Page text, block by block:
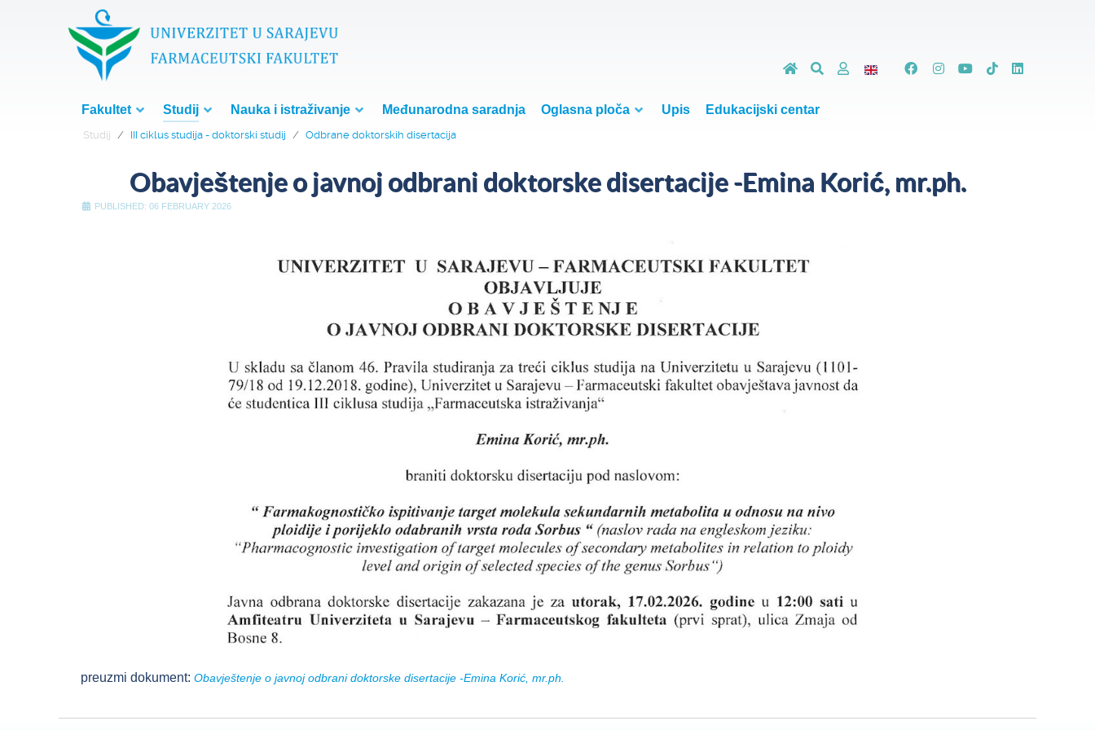
Fakultet Studij Nauka i istraživanje Međunarodna saradnja Oglasna ploča Upis Edukacijski centar
Studij III ciklus studija - doktorski studij Odbrane doktorskih disertacija
Obavještenje o javnoj odbrani doktorske disertacije -Emina Korić, mr.ph.
PUBLISHED: 06 FEBRUARY 2026
preuzmi dokument: Obavještenje o javnoj odbrani doktorske disertacije -Emina Korić, mr.ph.